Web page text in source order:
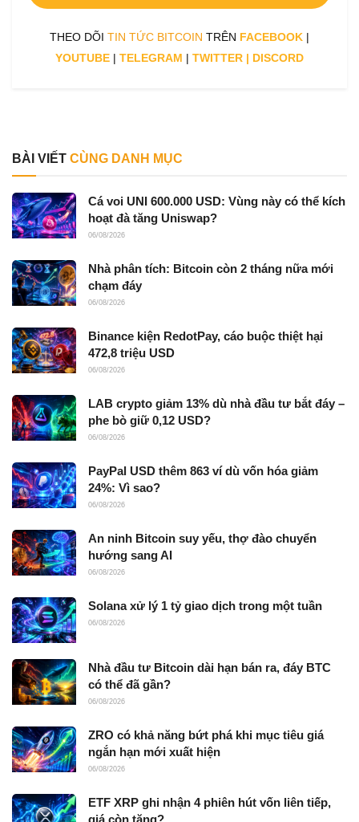
THEO DÕI TIN TỨC BITCOIN TRÊN FACEBOOK |
YOUTUBE | TELEGRAM | TWITTER | DISCORD
BÀI VIẾT CÙNG DANH MỤC
Cá voi UNI 600.000 USD: Vùng này có thể kích
hoạt đà tăng Uniswap?
06/08/2026
Nhà phân tích: Bitcoin còn 2 tháng nữa mới
chạm đáy
06/08/2026
Binance kiện RedotPay, cáo buộc thiệt hại
472,8 triệu USD
06/08/2026
LAB crypto giảm 13% dù nhà đầu tư bắt đáy –
phe bò giữ 0,12 USD?
06/08/2026
PayPal USD thêm 863 ví dù vốn hóa giảm
24%: Vì sao?
06/08/2026
An ninh Bitcoin suy yếu, thợ đào chuyển
hướng sang AI
06/08/2026
Solana xử lý 1 tỷ giao dịch trong một tuần
06/08/2026
Nhà đầu tư Bitcoin dài hạn bán ra, đáy BTC
có thể đã gần?
06/08/2026
ZRO có khả năng bứt phá khi mục tiêu giá
ngắn hạn mới xuất hiện
06/08/2026
ETF XRP ghi nhận 4 phiên hút vốn liên tiếp,
giá còn tăng?